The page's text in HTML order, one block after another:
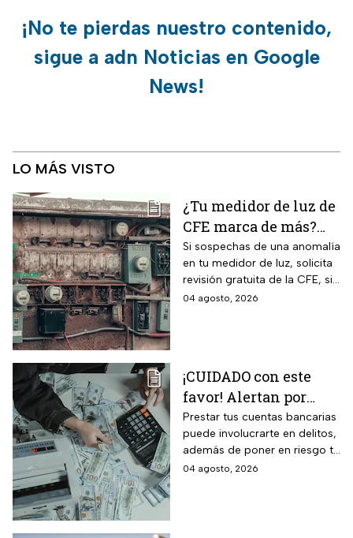
¡No te pierdas nuestro contenido,
sigue a adn Noticias en Google
News!
LO MÁS VISTO
¿Tu medidor de luz de
CFE marca de más?
Así puedes saber si
presenta una falla
Si sospechas de una anomalía
en tu medidor de luz, solicita
revisión gratuita de la CFE, si
hay falla es totalmente
04 agosto, 2026
¡CUIDADO con este
favor! Alertan por
préstamo de cuentas
bancarias: razón por la
que debes decir que
Prestar tus cuentas bancarias
puede involucrarte en delitos,
además de poner en riesgo tu
patrimonio y situación legal;
04 agosto, 2026